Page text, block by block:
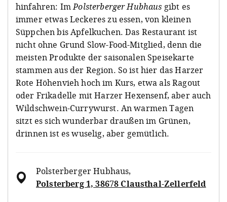
hinfahren: ImPolsterberger Hubhaus gibt es
immer etwas Leckeres zu essen, von kleinen
Süppchen bis Apfelkuchen. Das Restaurant ist
nicht ohne Grund Slow-Food-Mitglied, denn die
meisten Produkte der saisonalen Speisekarte
stammen aus der Region. So ist hier das Harzer
Rote Höhenvieh hoch im Kurs, etwa als Ragout
oder Frikadelle mit Harzer Hexensenf, aber auch
Wildschwein-Currywurst. An warmen Tagen
sitzt es sich wunderbar draußen im Grünen,
drinnen ist es wuselig, aber gemütlich.
Polsterberger Hubhaus,
Polsterberg 1, 38678 Clausthal-Zellerfeld